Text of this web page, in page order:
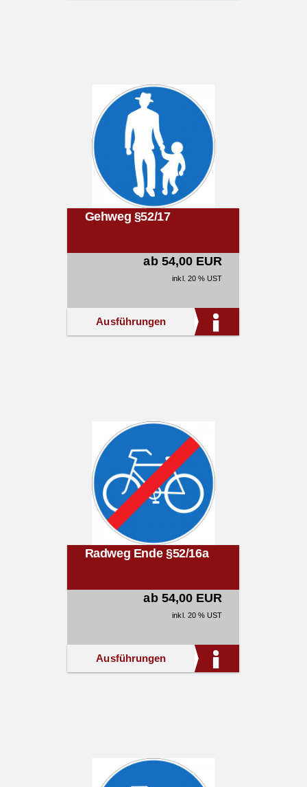
Gehweg §52/17
ab 54,00 EUR
inkl. 20 % UST
Ausführungen
Radweg Ende §52/16a
ab 54,00 EUR
inkl. 20 % UST
Ausführungen